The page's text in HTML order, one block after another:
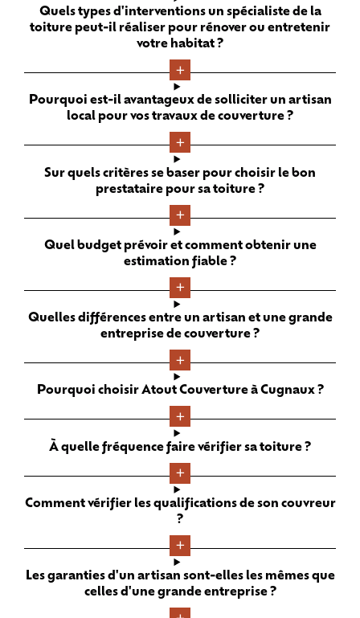
Quels types d'interventions un spécialiste de la
toiture peut-il réaliser pour rénover ou entretenir
votre habitat ?
Pourquoi est-il avantageux de solliciter un artisan
local pour vos travaux de couverture ?
Sur quels critères se baser pour choisir le bon
prestataire pour sa toiture ?
Quel budget prévoir et comment obtenir une
estimation fiable ?
Quelles différences entre un artisan et une grande
entreprise de couverture ?
Pourquoi choisir Atout Couverture à Cugnaux ?
À quelle fréquence faire vérifier sa toiture ?
Comment vérifier les qualifications de son couvreur
?
Les garanties d'un artisan sont-elles les mêmes que
celles d'une grande entreprise ?